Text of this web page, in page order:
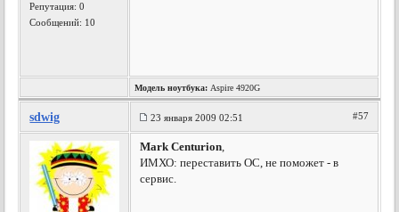
Репутация:0
Сообщений: 10
Модель ноутбука: Aspire 4920G
sdwig 23 января 2009 02:51 #57
Mark Centurion,
ИМХО: переставить ОС, не поможет - в
сервис.